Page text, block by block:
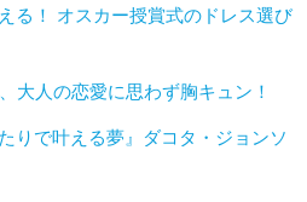
る！ オスカー授賞式のドレス選び
大人の恋愛に思わず胸キュン！
りで叶える夢』ダコタ・ジョンソ